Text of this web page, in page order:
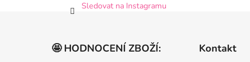
Sledovat na Instagramu
🤩 HODNOCENÍ ZBOŽÍ:
Kontakt